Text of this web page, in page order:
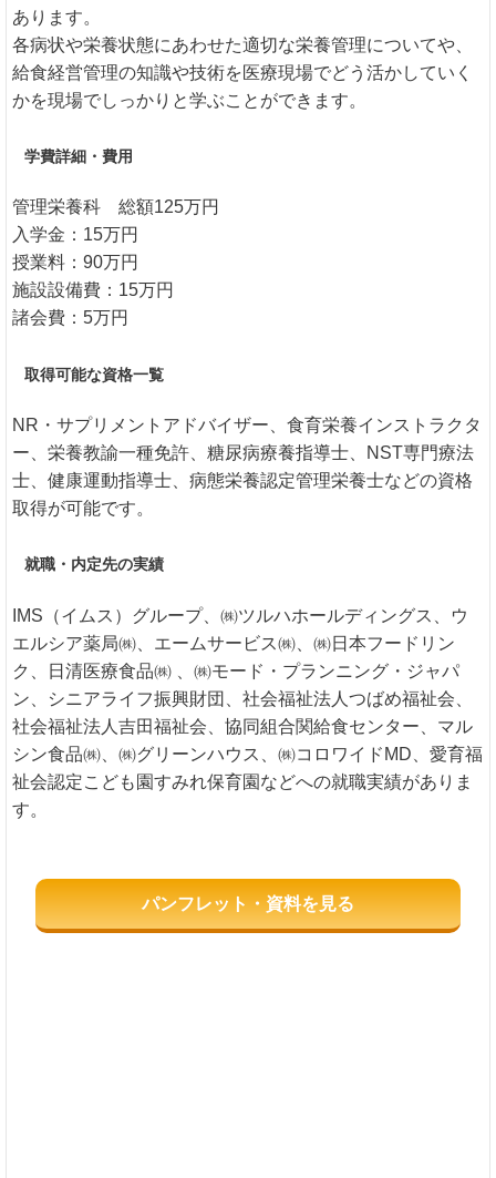
あります。
各病状や栄養状態にあわせた適切な栄養管理についてや、
給食経営管理の知識や技術を医療現場でどう活かしていく
かを現場でしっかりと学ぶことができます。
学費詳細・費用
管理栄養科 総額125万円
入学金：15万円
授業料：90万円
施設設備費：15万円
諸会費：5万円
取得可能な資格一覧
NR・サプリメントアドバイザー、食育栄養インストラクタ
ー、栄養教諭一種免許、糖尿病療養指導士、NST専門療法
士、健康運動指導士、病態栄養認定管理栄養士などの資格
取得が可能です。
就職・内定先の実績
IMS（イムス）グループ、㈱ツルハホールディングス、ウ
エルシア薬局㈱、エームサービス㈱、㈱日本フードリン
ク、日清医療食品㈱ 、㈱モード・プランニング・ジャパ
ン、シニアライフ振興財団、社会福祉法人つばめ福祉会、
社会福祉法人吉田福祉会、協同組合関給食センター、マル
シン食品㈱、㈱グリーンハウス、㈱コロワイドMD、愛育福
祉会認定こども園すみれ保育園などへの就職実績がありま
す。
パンフレット・資料を見る